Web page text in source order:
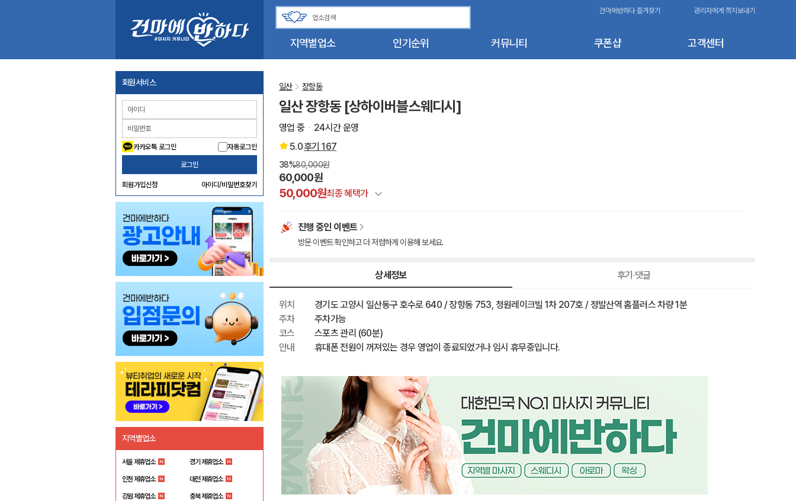
지역별업소 인기순위 커뮤니티 쿠폰샵 고객센터
건마에반하다 즐겨찾기 관리자에게 쪽지보내기
회원서비스
카카오톡 로그인 자동로그인
로그인
회원가입신청 아이디/비밀번호찾기
지역별업소
서울 제휴업소 경기 제휴업소
인천 제휴업소 대전 제휴업소
강원 제휴업소 충북 제휴업소
일산 장항동
일산 장항동 [상하이버블스웨디시]
영업 중
24시간 운영
5.0후기167
38%80,000원
60,000원
50,000원최종 혜택가
건마에반하다 특별할인
이벤트 할인
진행 중인 이벤트
방문 이벤트 확인하고 더 저렴하게 이용해 보세요.
상세정보 후기·댓글
위치
경기도 고양시 일산동구 호수로 640 / 장항동 753, 청원레이크빌 1차 207호 / 정발산역 홈플러스 차량 1분
주차
주차가능
코스
스포츠 관리 (60분)
안내
휴대폰 전원이 꺼져있는 경우 영업이 종료되었거나 임시 휴무중입니다.